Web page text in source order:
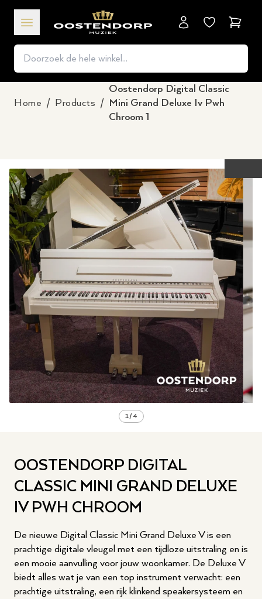
Home / Products /
Oostendorp Digital Classic
Mini Grand Deluxe Iv Pwh
Chroom 1
1/ 4
OOSTENDORP DIGITAL
CLASSIC MINI GRAND DELUXE
IV PWH CHROOM
De nieuwe Digital Classic Mini Grand Deluxe V is een
prachtige digitale vleugel met een tijdloze uitstraling en is
een mooie aanvulling voor jouw woonkamer. De Deluxe V
biedt alles wat je van een top instrument verwacht: een
prachtige uitstraling, een rijk klinkend speakersysteem en